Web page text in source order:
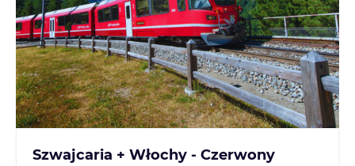
Szwajcaria + Włochy - Czerwony